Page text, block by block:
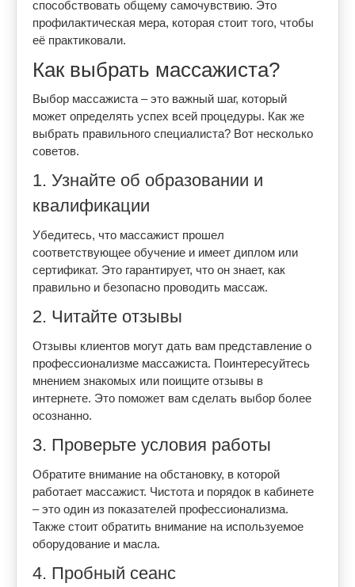
способствовать общему самочувствию. Это
профилактическая мера, которая стоит того, чтобы
её практиковали.
Как выбрать массажиста?
Выбор массажиста – это важный шаг, который
может определять успех всей процедуры. Как же
выбрать правильного специалиста? Вот несколько
советов.
1. Узнайте об образовании и
квалификации
Убедитесь, что массажист прошел
соответствующее обучение и имеет диплом или
сертификат. Это гарантирует, что он знает, как
правильно и безопасно проводить массаж.
2. Читайте отзывы
Отзывы клиентов могут дать вам представление о
профессионализме массажиста. Поинтересуйтесь
мнением знакомых или поищите отзывы в
интернете. Это поможет вам сделать выбор более
осознанно.
3. Проверьте условия работы
Обратите внимание на обстановку, в которой
работает массажист. Чистота и порядок в кабинете
– это один из показателей профессионализма.
Также стоит обратить внимание на используемое
оборудование и масла.
4. Пробный сеанс